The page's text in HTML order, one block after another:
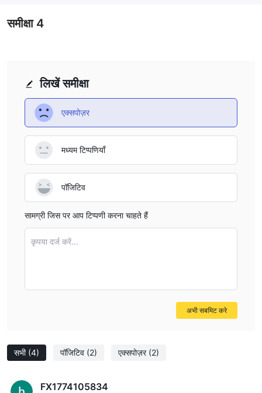
सभी (4) पॉजिटिव (2) एक्सपोज़र (2)
FX1774105834
लिखें समीक्षा
एक्सपोज़र
मध्यम टिप्पणियाँ
पॉजिटिव
सामग्री जिस पर आप टिप्पणी करना चाहते हैं
कृपया दर्ज करें...
अभी सबमिट करे
समीक्षा4